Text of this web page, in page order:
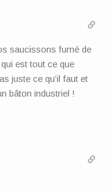
saucissons fumé de
est tout ce que
juste ce qu’il faut et
bâton industriel !